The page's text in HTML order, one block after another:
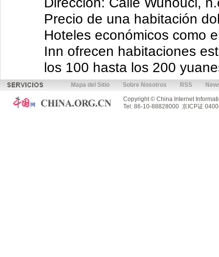
Precio de una habitación
Hoteles económicos como
Inn ofrecen habitaciones
los 100 hasta los 200